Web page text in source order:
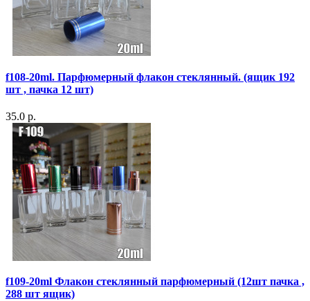
f108-20ml. Парфюмерный флакон стеклянный. (ящик 192
шт , пачка 12 шт)
35.0 р.
f109-20ml Флакон стеклянный парфюмерный (12шт пачка ,
288 шт ящик)